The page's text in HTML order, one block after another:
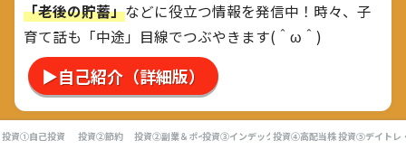
「老後の貯蓄」などに役立つ情報を発信中！時々、子
育て話も「中途」目線でつぶやきます(＾ω＾)
▶自己紹介（詳細版）
投資①自己投資 投資②節約 投資②副業＆ポイ活投資③インデックス投資投資④高配当株投資⑤デイトレ